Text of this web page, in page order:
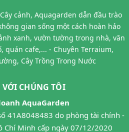
cảnh, Aquagarden dẫn đầu trào
gian sống một cách hoàn hảo
xanh, vườn tường trong nhà, văn
quán cafe,... - Chuyên Terraium,
Cây Trồng Trong Nước
VỚI CHÚNG TÔI
AquaGarden
41A8048483 do phòng tài chính -
Chí Minh cấp ngày 07/12/2020